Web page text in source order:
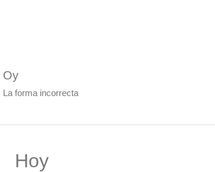
Oy
La forma incorrecta
Hoy